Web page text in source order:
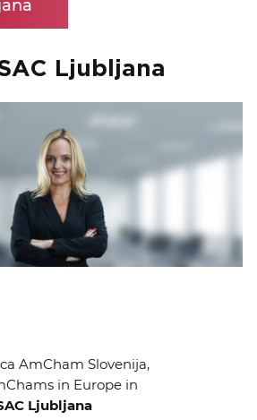
Ljubljana
AmCham Slovenija,
in Europe in
Ljubljana